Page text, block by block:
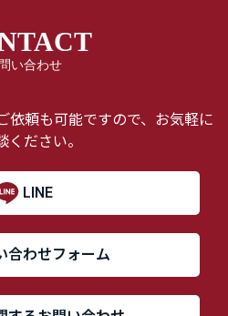
い合わせ
依頼も可能ですので、お気軽に
ください。
LINE
合わせフォーム